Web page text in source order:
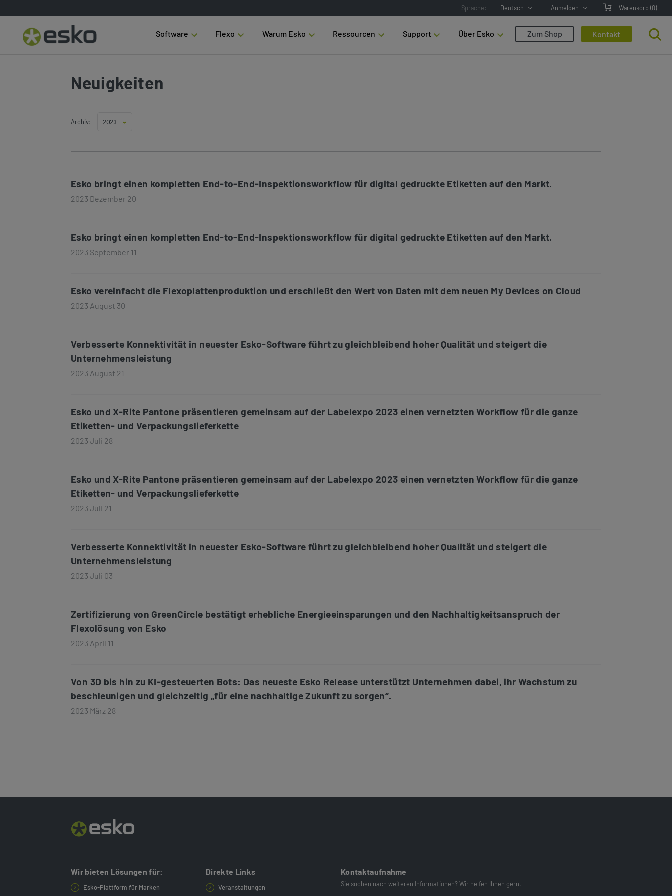
Sprache: Deutsch Anmelden Warenkorb (0)
Software Flexo Warum Esko Ressourcen Support Über Esko Zum Shop Kontakt
Neuigkeiten
Archiv:
Esko bringt einen kompletten End-to-End-Inspektionsworkflow für digital gedruckte Etiketten auf den Markt.
2023 Dezember 20
Esko bringt einen kompletten End-to-End-Inspektionsworkflow für digital gedruckte Etiketten auf den Markt.
2023 September 11
Esko vereinfacht die Flexoplattenproduktion und erschließt den Wert von Daten mit dem neuen My Devices on Cloud
2023 August 30
Verbesserte Konnektivität in neuester Esko-Software führt zu gleichbleibend hoher Qualität und steigert die
Unternehmensleistung
2023 August 21
Esko und X-Rite Pantone präsentieren gemeinsam auf der Labelexpo 2023 einen vernetzten Workflow für die ganze
Etiketten- und Verpackungslieferkette
2023 Juli 28
Esko und X-Rite Pantone präsentieren gemeinsam auf der Labelexpo 2023 einen vernetzten Workflow für die ganze
Etiketten- und Verpackungslieferkette
2023 Juli 21
Verbesserte Konnektivität in neuester Esko-Software führt zu gleichbleibend hoher Qualität und steigert die
Unternehmensleistung
2023 Juli 03
Zertifizierung von GreenCircle bestätigt erhebliche Energieeinsparungen und den Nachhaltigkeitsanspruch der
Flexolösung von Esko
2023 April 11
Von 3D bis hin zu KI-gesteuerten Bots: Das neueste Esko Release unterstützt Unternehmen dabei, ihr Wachstum zu
beschleunigen und gleichzeitig „für eine nachhaltige Zukunft zu sorgen“.
2023 März 28
Wir bieten Lösungen für:
Esko-Plattform für Marken
Direkte Links
Veranstaltungen
Kontaktaufnahme
Sie suchen nach weiteren Informationen? Wir helfen Ihnen gern.